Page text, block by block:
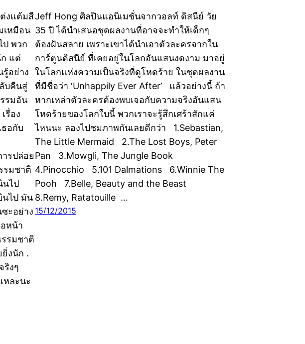
งแต้มสี
เหมือน
ป พวก
ก แต่
รู้อย่าง
บคืนสู่
รมอัน
รื่อง
ธอกับ
รปล่อย
รมชาติ
นไป
นไป มัน
ะอย่าง
หน้า
รมชาติ
งนัก .
ริงๆ
หละนะ
Jeff Hong ศิลปินแอนิเมชั่นจากวอลท์ ดิสนีย์ วัย
35 ปี ได้นำเสนอชุดผลงานที่อาจจะทำให้เด็กๆ
ต้องฝันสลาย เพราะเขาได้นำเอาตัวละครจากใน
การ์ตูนดิสนีย์ ที่เคยอยู่ในโลกอันแสนงดงาม มาอยู่
ในโลกแห่งความเป็นจริงที่ดูโหดร้าย ในชุดผลงาน
ที่มีชื่อว่า ‘Unhappily Ever After’ แล้วอย่างนี้ ถ้า
หากเหล่าตัวละครต้องพบเจอกับความจริงอันแสน
โหดร้ายของโลกใบนี้ พวกเราจะรู้สึกเศร้าสักแค่
ไหนนะ ลองไปชมภาพกันเลยดีกว่า 1.Sebastian,
The Little Mermaid 2.The Lost Boys, Peter
Pan 3.Mowgli, The Jungle Book
4.Pinocchio 5.101 Dalmations 6.Winnie The
Pooh 7.Belle, Beauty and the Beast
8.Remy, Ratatouille …
15/12/2015